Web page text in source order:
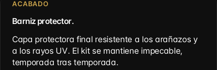
ACABADO
Barniz protector.
Capa protectora final resistente a los arañazos y
a los rayos UV. El kit se mantiene impecable,
temporada tras temporada.